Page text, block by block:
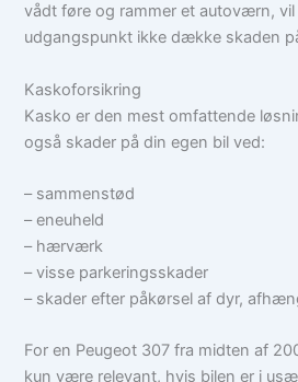
vådt føre og rammer et autoværn,
udgangspunkt ikke dække skaden
Kaskoforsikring
Kasko er den mest omfattende
også skader på din egen bil ved:
– sammenstød
– eneuheld
– hærværk
– visse parkeringsskader
– skader efter påkørsel af dyr,
For en Peugeot 307 fra midten af
kun være relevant, hvis bilen er i